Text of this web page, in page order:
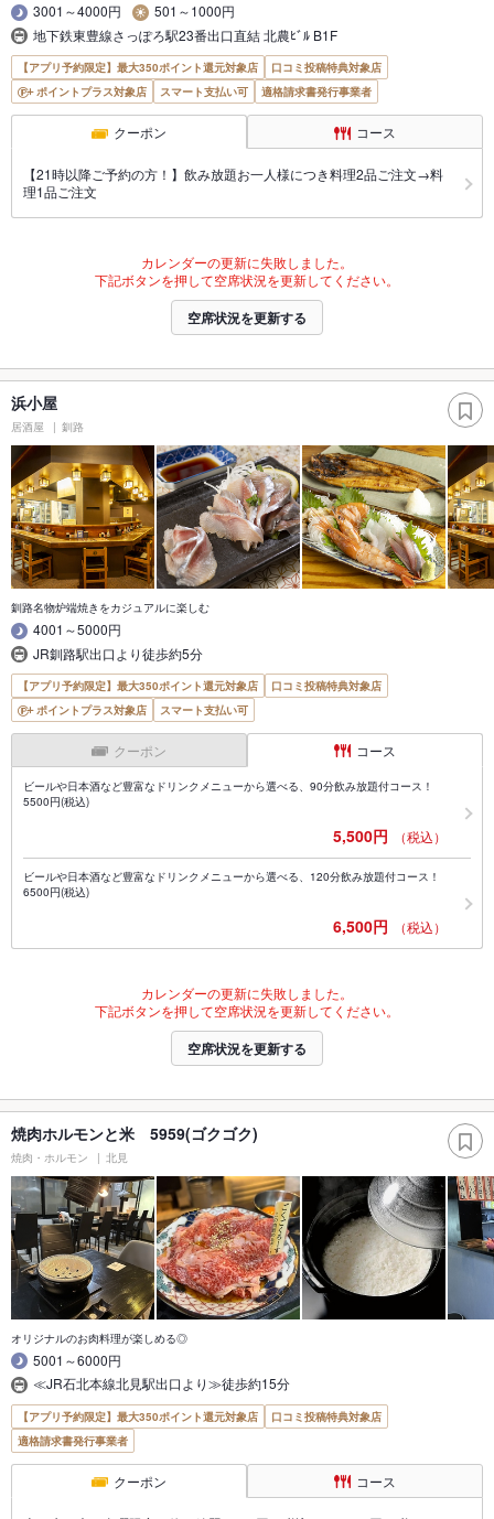
3001～4000円
501～1000円
地下鉄東豊線さっぽろ駅23番出口直結 北農ﾋﾞﾙ B1F
【アプリ予約限定】最大350ポイント還元対象店
口コミ投稿特典対象店
ポイントプラス対象店
スマート支払い可 適格請求書発行事業者
クーポン コース
【21時以降ご予約の方！】飲み放題お一人様につき料理2品ご注文→料
理1品ご注文
カレンダーの更新に失敗しました。
下記ボタンを押して空席状況を更新してください。
空席状況を更新する
浜小屋
居酒屋 釧路
釧路名物炉端焼きをカジュアルに楽しむ
4001～5000円
JR釧路駅出口より徒歩約5分
【アプリ予約限定】最大350ポイント還元対象店
口コミ投稿特典対象店
ポイントプラス対象店
スマート支払い可
クーポン コース
ビールや日本酒など豊富なドリンクメニューから選べる、90分飲み放題付コース！
5500円(税込)
5,500円 （税込）
ビールや日本酒など豊富なドリンクメニューから選べる、120分飲み放題付コース！
6500円(税込)
6,500円 （税込）
カレンダーの更新に失敗しました。
下記ボタンを押して空席状況を更新してください。
空席状況を更新する
焼肉ホルモンと米 5959(ゴクゴク)
焼肉・ホルモン 北見
オリジナルのお肉料理が楽しめる◎
5001～6000円
≪JR石北本線北見駅出口より≫徒歩約15分
【アプリ予約限定】最大350ポイント還元対象店
口コミ投稿特典対象店
適格請求書発行事業者
クーポン コース